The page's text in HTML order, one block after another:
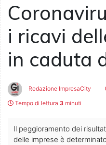
i ricavi
in caduta
Redazione ImpresaCity
Tempo di lettura 3 minuti
Il peggioramento dei
delle imprese è